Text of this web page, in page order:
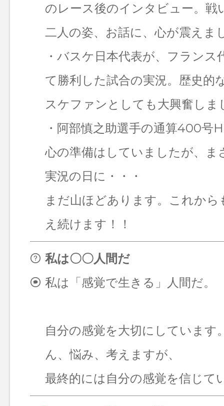
のレース後のインタビュー。戦
二人の姿、お話に、心が震えま
・バスケ日本代表が、フランス
て勝利した試合の実況。歴史的
スケファンとしても大興奮しま
・阿部慎之助選手の通算400号
心の準備はしていましたが、ま
実況の日に・・・
まだ山ほどあります。これから
え続けます！！
私は〇〇人間だ
私は「感覚で生きる」人間だ。
自分の感覚を大切にしています
ん、悩み、考えますが、
最終的には自分の感覚を信じて